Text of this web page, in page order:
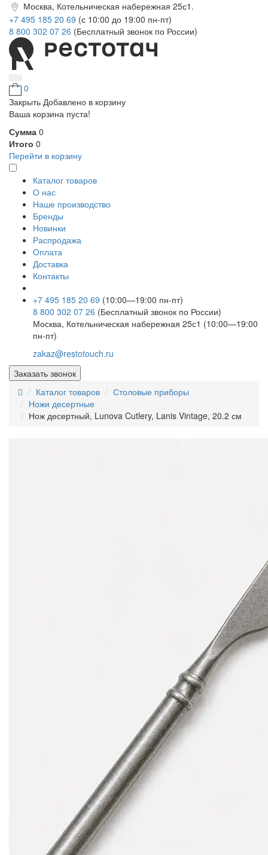
Москва, Котельническая набережная 25с1.
+7 495 185 20 69 (с 10:00 до 19:00 пн-пт)
8 800 302 07 26 (Бесплатный звонок по России)
0
Закрыть Добавлено в корзину
Ваша корзина пуста!
Сумма 0
Итого 0
Перейти в корзину
Каталог товаров
О нас
Наше производство
Бренды
Новинки
Распродажа
Оплата
Доставка
Контакты
+7 495 185 20 69 (10:00—19:00 пн-пт)
8 800 302 07 26 (Бесплатный звонок по России)
Москва, Котельническая набережная 25с1 (10:00—19:00
пн-пт)
zakaz@restotouch.ru
Заказать звонок
Каталог товаров
Столовые приборы
Ножи десертные
Нож десертный, Lunova Cutlery, Lanis Vintage, 20.2 см